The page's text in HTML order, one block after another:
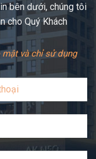
bên dưới, chúng tôi
cho Quý Khách
và chỉ sử dụng